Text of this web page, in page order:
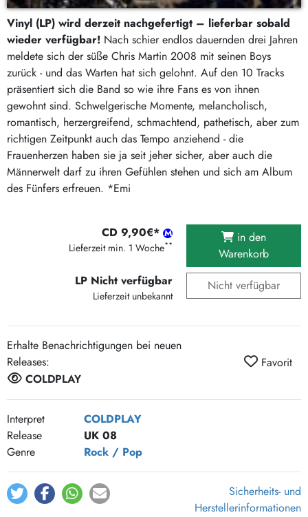
Vinyl (LP) wird derzeit nachgefertigt – lieferbar sobald
wieder verfügbar! Nach schier endlos dauernden drei Jahren
meldete sich der süße Chris Martin 2008 mit seinen Boys
zurück - und das Warten hat sich gelohnt. Auf den 10 Tracks
präsentiert sich die Band so wie ihre Fans es von ihnen
gewohnt sind. Schwelgerische Momente, melancholisch,
romantisch, herzergreifend, schmachtend, pathetisch, aber zum
richtigen Zeitpunkt auch das Tempo anziehend - die
Frauenherzen haben sie ja seit jeher sicher, aber auch die
Männerwelt darf zu ihren Gefühlen stehen und sich am Album
des Fünfers erfreuen. *Emi
CD 9,90€*
Lieferzeit min. 1 Woche**
in den
Warenkorb
LP Nicht verfügbar
Lieferzeit unbekannt
Nicht verfügbar
Erhalte Benachrichtigungen bei neuen
Releases:
COLDPLAY
Favorit
Interpret
COLDPLAY
Release
UK 08
Genre
Rock / Pop
Sicherheits- und
Herstellerinformationen